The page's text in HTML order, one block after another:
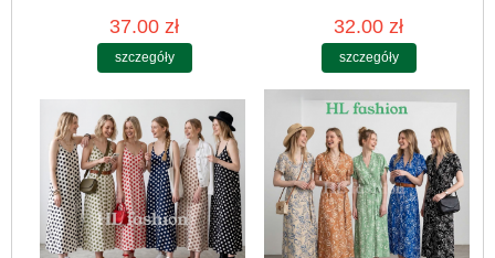
37.00 zł
szczegóły
32.00 zł
szczegóły